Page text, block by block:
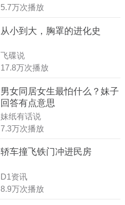
5.7万次播放
从小到大，胸罩的进化史
飞碟说
17.8万次播放
男女同居女生最怕什么？妹子
回答有点意思
妹纸有话说
7.3万次播放
轿车撞飞铁门冲进民房
D1资讯
8.9万次播放